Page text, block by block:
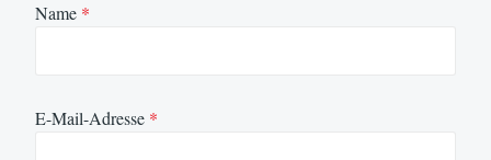
Name *
E-Mail-Adresse *